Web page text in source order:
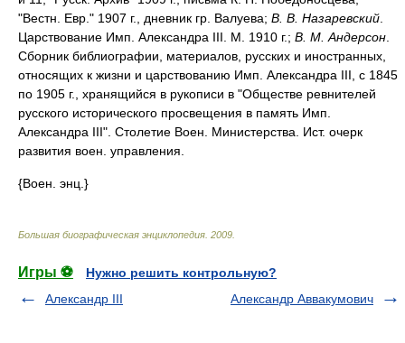
В. В. Назаревский
Царствование Имп. Александра III. М. 1910 г.; В. М. Андерсон
Сборник библиографии, материалов, русских и иностранных,
относящих к жизни и царствованию Имп. Александра III, с 1845
по 1905 г., хранящийся в рукописи в "Обществе ревнителей
русского исторического просвещения в память Имп.
Александра III". Столетие Воен. Министерства. Ист. очерк
развития воен. управления.
{Воен. энц.}
Большая биографическая энциклопедия 2009
Игры ⚽
Нужно решить контрольную?
Александр III
Александр Аввакумович